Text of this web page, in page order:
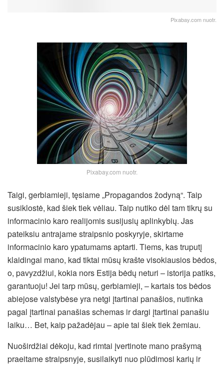
Pixabay.com nuotr.
Pixabay.com nuotr.
Taigi, gerbiamieji, tęsiame „Propagandos žodyną“. Taip
susiklostė, kad šiek tiek vėliau. Taip nutiko dėl tam tikrų su
informacinio karo realijomis susijusių aplinkybių. Jas
pateiksiu antrajame straipsnio poskyryje, skirtame
informacinio karo ypatumams aptarti. Tiems, kas truputį
klaidingai mano, kad tiktai mūsų krašte visokiausios bėdos,
o, pavyzdžiui, kokia nors Estija bėdų neturi – istorija patiks,
garantuoju! Jei tarp mūsų, gerbiamieji, – kartais tos bėdos
abiejose valstybėse yra netgi įtartinai panašios, nutinka
pagal įtartinai panašias schemas ir dargi įtartinai panašiu
laiku… Bet, kaip pažadėjau – apie tai šiek tiek žemiau.
Nuoširdžiai dėkoju, kad rimtai įvertinote mano prašymą
praeitame straipsnyje, susilaikyti nuo plūdimosi karių ir